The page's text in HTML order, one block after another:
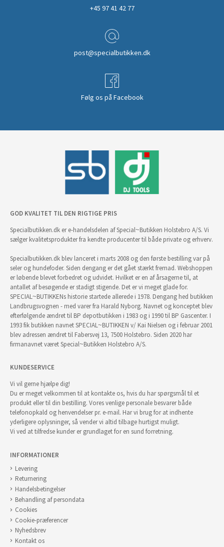
+45 97 41 42 77
post@specialbutikken.dk
Følg os på Facebook
GOD KVALITET TIL DEN RIGTIGE PRIS
Specialbutikken.dk er e-handelsdelen af Special~Butikken Holstebro A/S. Vi
sælger kvalitetsprodukter fra kendte producenter til både private og erhverv.
Specialbutikken.dk blev lanceret i marts 2008 og den første bestilling var på
seler og hundefoder. Siden dengang er det gået stærkt fremad. Webshoppen
er løbende blevet forbedret og udvidet. Hvilket er en af årsagerne til, at
antallet af besøgende er stadigt stigende. Det er vi meget glade for.
SPECIAL~BUTIKKENs historie startede allerede i 1978. Dengang hed butikken
Landbrugsvognen - med varer fra Harald Nyborg. Navnet og konceptet blev
efterfølgende ændret til BP depotbutikken i 1983 og i 1990 til BP Gascenter. I
1993 fik butikken navnet SPECIAL~BUTIKKEN v/ Kai Nielsen og i februar 2001
blev adressen ændret til Fabersvej 13, 7500 Holstebro. Siden 2020 har
firmanavnet været Special~Butikken Holstebro A/S.
KUNDESERVICE
Vi vil gerne hjælpe dig!
Du er meget velkommen til at kontakte os, hvis du har spørgsmål til et
produkt eller til din bestilling. Vores venlige personale besvarer både
telefonopkald og henvendelser pr. e-mail. Har vi brug for at indhente
yderligere oplysninger, så vender vi altid tilbage hurtigst muligt.
Vi ved at tilfredse kunder er grundlaget for en sund forretning.
INFORMATIONER
Levering
Returnering
Handelsbetingelser
Behandling af persondata
Cookies
Cookie-præferencer
Nyhedsbrev
Kontakt os